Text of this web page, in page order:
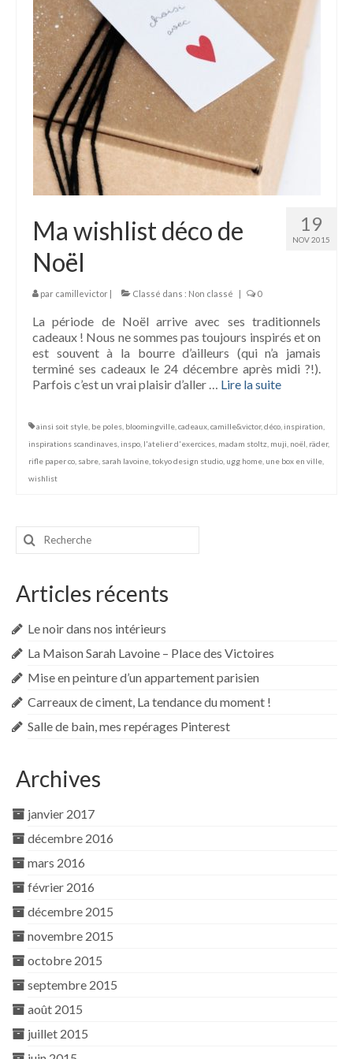
19
NOV 2015
Ma wishlist déco de
Noël
par camillevictor | Classé dans : Non classé | 0
La période de Noël arrive avec ses traditionnels
cadeaux ! Nous ne sommes pas toujours inspirés et on
est souvent à la bourre d’ailleurs (qui n’a jamais
terminé ses cadeaux le 24 décembre après midi ?!).
Parfois c’est un vrai plaisir d’aller … Lire la suite­­
ainsi soit style be poles bloomingville cadeaux camille&victor, déco inspiration
inspirations scandinaves inspo l'atelier d'exercices madam stoltz muji noël räder,
rifle paper co sabre sarah lavoine tokyo design studio ugg home une box en ville
wishlist
Rechercher
Articles récents
Le noir dans nos intérieurs
La Maison Sarah Lavoine – Place des Victoires
Mise en peinture d’un appartement parisien
Carreaux de ciment, La tendance du moment !
Salle de bain, mes repérages Pinterest
Archives
janvier 2017
décembre 2016
mars 2016
février 2016
décembre 2015
novembre 2015
octobre 2015
septembre 2015
août 2015
juillet 2015